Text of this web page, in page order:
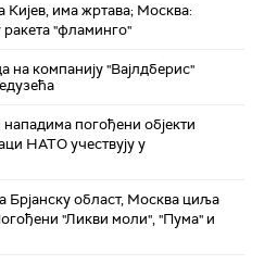
Кијев, има жртава; Москва:
"фламинго"
на компанију "Вајлдберис"
погођени објекти
НАТО учествују у
Брјанску област, Москва циља
"Ликви моли", "Пума" и